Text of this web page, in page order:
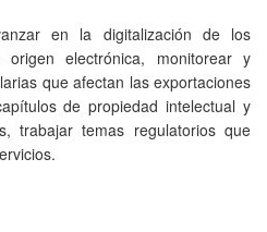
en la digitalización de los
electrónica, monitorear y
que afectan las exportaciones
de propiedad intelectual y
trabajar temas regulatorios que